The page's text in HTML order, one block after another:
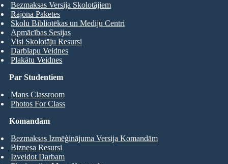
Par Studentiem
Mans Classroom
Photos For Class
Bezmaksas Versija Skolotājiem
Rajona Paketes
Skolu Bibliotēkas un Mediju Centri
Apmācības Sesijas
Visi Skolotāju Resursi
Darblapu Veidnes
Plakātu Veidnes
Komandām
Bezmaksas Izmēģinājuma Versija Komandām
Biznesa Resursi
Izveidot Darbam